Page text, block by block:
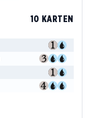
10 KARTEN